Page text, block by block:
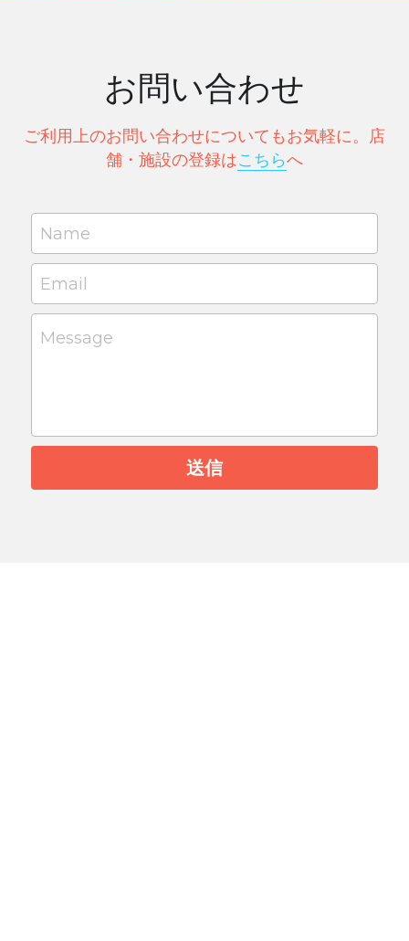
お問い合わせ
ご利用上のお問い合わせについてもお気軽に。店
舗・施設の登録はこちらへ
Name
Email
Message
送信